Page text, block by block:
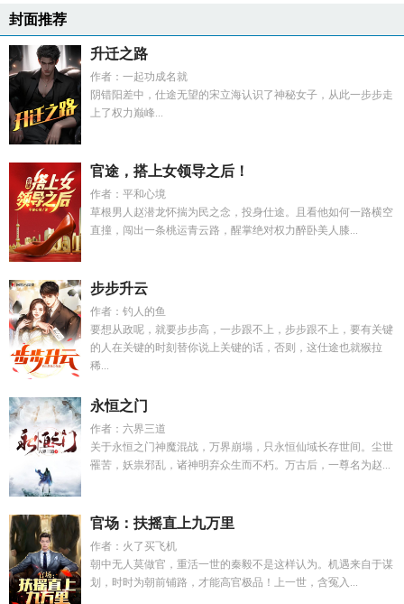
封面推荐
升迁之路
作者：一起功成名就
阴错阳差中，仕途无望的宋立海认识了神秘女子，从此一步步走
上了权力巅峰...
官途，搭上女领导之后！
作者：平和心境
草根男人赵潜龙怀揣为民之念，投身仕途。且看他如何一路横空
直撞，闯出一条桃运青云路，醒掌绝对权力醉卧美人膝...
步步升云
作者：钓人的鱼
要想从政呢，就要步步高，一步跟不上，步步跟不上，要有关键
的人在关键的时刻替你说上关键的话，否则，这仕途也就猴拉
稀...
永恒之门
作者：六界三道
关于永恒之门神魔混战，万界崩塌，只永恒仙域长存世间。尘世
罹苦，妖祟邪乱，诸神明弃众生而不朽。万古后，一尊名为赵...
官场：扶摇直上九万里
作者：火了买飞机
朝中无人莫做官，重活一世的秦毅不是这样认为。机遇来自于谋
划，时时为朝前铺路，才能高官极品！上一世，含冤入...